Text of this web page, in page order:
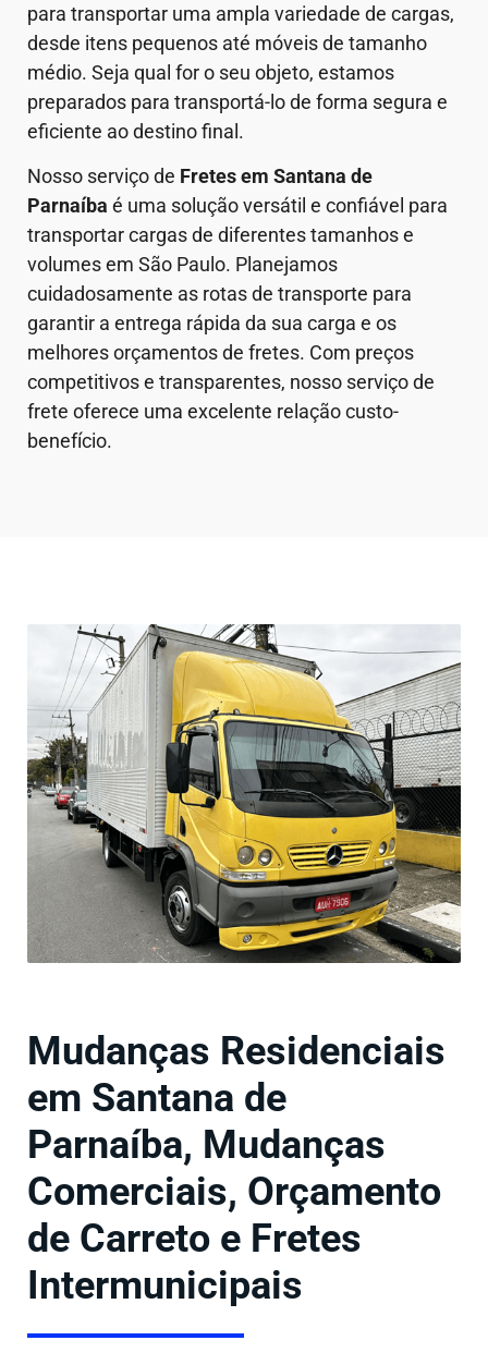
para transportar uma ampla variedade de cargas,
desde itens pequenos até móveis de tamanho
médio. Seja qual for o seu objeto, estamos
preparados para transportá-lo de forma segura e
eficiente ao destino final.
Nosso serviço de Fretes em Santana de
Parnaíba é uma solução versátil e confiável para
transportar cargas de diferentes tamanhos e
volumes em São Paulo. Planejamos
cuidadosamente as rotas de transporte para
garantir a entrega rápida da sua carga e os
melhores orçamentos de fretes. Com preços
competitivos e transparentes, nosso serviço de
frete oferece uma excelente relação custo-
benefício.
Mudanças Residenciais
em Santana de
Parnaíba, Mudanças
Comerciais, Orçamento
de Carreto e Fretes
Intermunicipais